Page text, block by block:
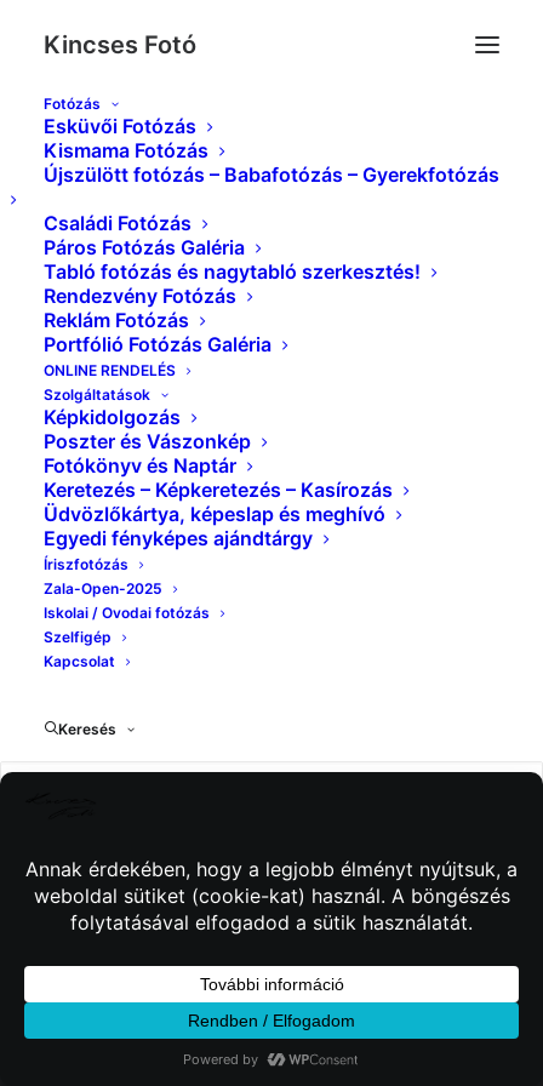
Kincses Fotó
Fotózás
Esküvői Fotózás
Kismama Fotózás
Újszülött fotózás – Babafotózás – Gyerekfotózás
Családi Fotózás
Páros Fotózás Galéria
Tabló fotózás és nagytabló szerkesztés!
Rendezvény Fotózás
Reklám Fotózás
Portfólió Fotózás Galéria
ONLINE RENDELÉS
Szolgáltatások
Képkidolgozás
Poszter és Vászonkép
Fotókönyv és Naptár
Keretezés – Képkeretezés – Kasírozás
Üdvözlőkártya, képeslap és meghívó
Egyedi fényképes ajándtárgy
Íriszfotózás
Zala-Open-2025
Iskolai / Ovodai fotózás
Szelfigép
Kapcsolat
Keresés
IMG_6043_S
Kezdőlap Portfólió Fotózás Galéria IMG_6043_S
© 2026 Kincses Fotó. Minden jog fenntartva